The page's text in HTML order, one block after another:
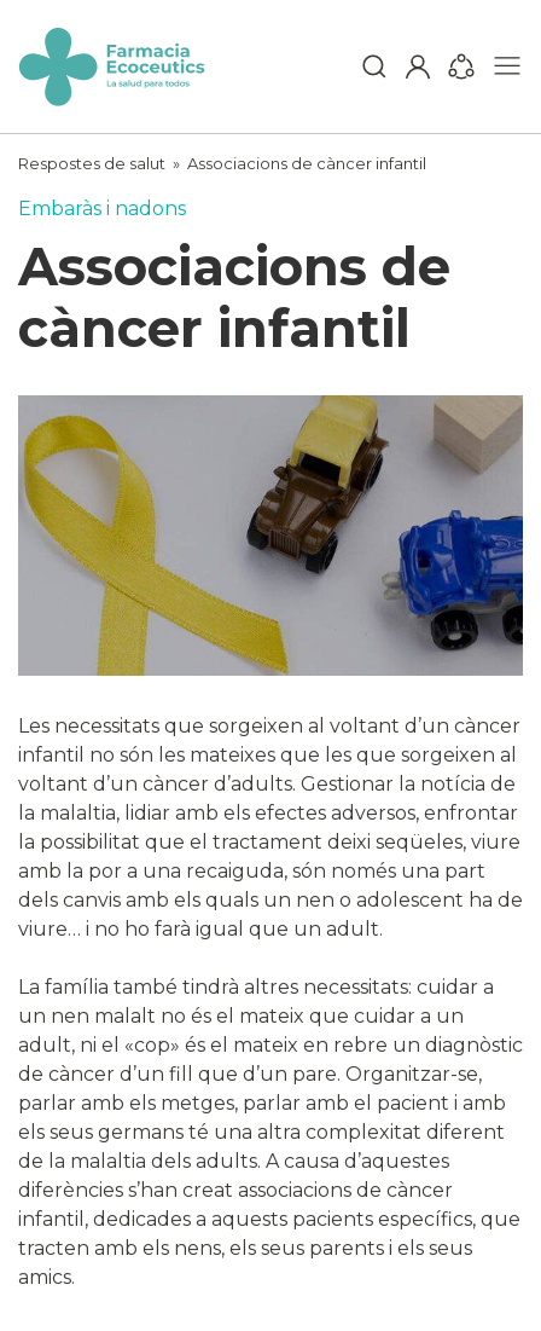
content
ecoceutics
Respostes de salut » Associacions de càncer infantil
Embaràs i nadons
Associacions de
càncer infantil
Les necessitats que sorgeixen al voltant d’un càncer
infantil no són les mateixes que les que sorgeixen al
voltant d’un càncer d’adults. Gestionar la notícia de
la malaltia, lidiar amb els efectes adversos, enfrontar
la possibilitat que el tractament deixi seqüeles, viure
amb la por a una recaiguda, són només una part
dels canvis amb els quals un nen o adolescent ha de
viure… i no ho farà igual que un adult.
La família també tindrà altres necessitats: cuidar a
un nen malalt no és el mateix que cuidar a un
adult, ni el «cop» és el mateix en rebre un diagnòstic
de càncer d’un fill que d’un pare. Organitzar-se,
parlar amb els metges, parlar amb el pacient i amb
els seus germans té una altra complexitat diferent
de la malaltia dels adults. A causa d’aquestes
diferències s’han creat associacions de càncer
infantil, dedicades a aquests pacients específics, que
tracten amb els nens, els seus parents i els seus
amics.